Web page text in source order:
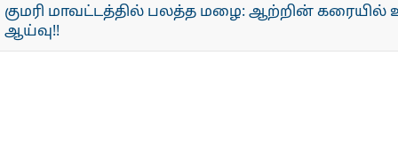
குமரி மாவட்டத்தில் பலத்த மழை: ஆற்றின் கரையில்
ஆய்வு!!